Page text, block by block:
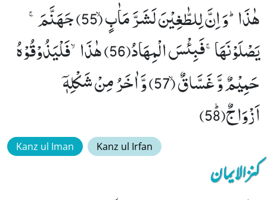
هٰذَاؕ-وَ اِنَّ لِلطّٰغِیْنَ لَشَرَّ مَاٰبٍۙ (55) جَهَنَّمَۚ-
یَصْلَوْنَهَاۚ-فَبِئْسَ الْمِهَادُ(56) هٰذَاۙ-فَلْیَذُوْقُوْهُ
حَمِیْمٌ وَّ غَسَّاقٌۙ (57) وَّ اٰخَرُ مِنْ شَكْلِهٖۤ
اَزْوَاجٌﭤ(58)
Kanz ul Iman Kanz ul Irfan
کنزالایمان